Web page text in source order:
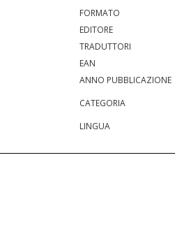
FORMATO
EDITORE
TRADUTTORI
EAN
ANNO PUBBLICAZIONE
CATEGORIA
LINGUA